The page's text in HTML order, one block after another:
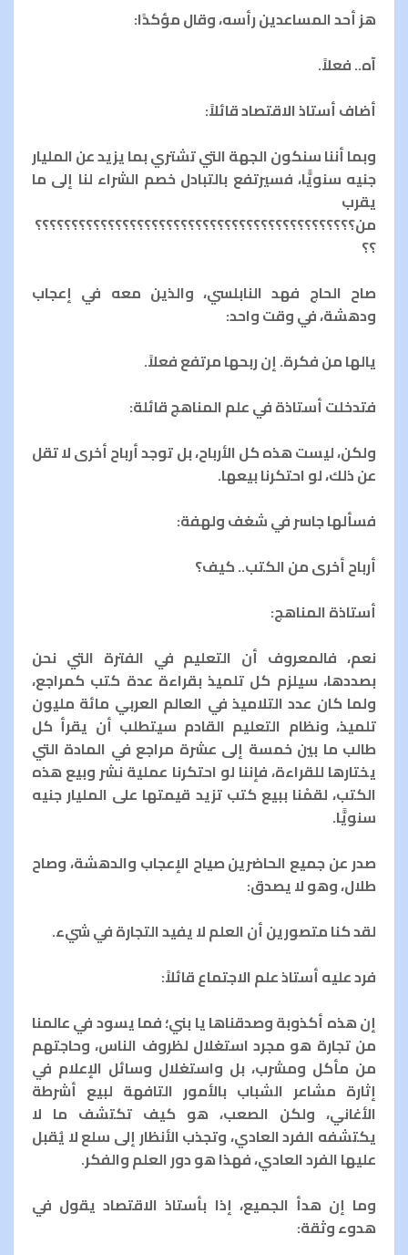
هز أحد المساعدين رأسه، وقال مؤكدًا:
آه.. فعلاً.
أضاف أستاذ الاقتصاد قائلاً:
وبما أننا سنكون الجهة التي تشتري بما يزيد عن المليار
جنيه سنويًّا، فسيرتفع بالتبادل خصم الشراء لنا إلى ما
يقرب
من؟؟؟؟؟؟؟؟؟؟؟؟؟؟؟؟؟؟؟؟؟؟؟؟؟؟؟؟؟؟؟؟؟؟؟؟؟؟؟؟؟؟؟؟
؟؟
صاح الحاج فهد النابلسي، والذين معه في إعجاب
ودهشة، في وقت واحد:
يالها من فكرة. إن ربحها مرتفع فعلاً.
فتدخلت أستاذة في علم المناهج قائلة:
ولكن، ليست هذه كل الأرباح، بل توجد أرباح أخرى لا تقل
عن ذلك، لو احتكرنا بيعها.
فسألها جاسر في شغف ولهفة:
أرباح أخرى من الكتب.. كيف؟
أستاذة المناهج:
نعم، فالمعروف أن التعليم في الفترة التي نحن
بصددها، سيلزم كل تلميذ بقراءة عدة كتب كمراجع،
ولما كان عدد التلاميذ في العالم العربي مائة مليون
تلميذ، ونظام التعليم القادم سيتطلب أن يقرأ كل
طالب ما بين خمسة إلى عشرة مراجع في المادة التي
يختارها للقراءة، فإننا لو احتكرنا عملية نشر وبيع هذه
الكتب، لقمْنا ببيع كتب تزيد قيمتها على المليار جنيه
سنويًّا.
صدر عن جميع الحاضرين صياح الإعجاب والدهشة، وصاح
طلال، وهو لا يصدق:
لقد كنا متصورين أن العلم لا يفيد التجارة في شيء.
فرد عليه أستاذ علم الاجتماع قائلاً:
إن هذه أكذوبة وصدقناها يا بني؛ فما يسود في عالمنا
من تجارة هو مجرد استغلال لظروف الناس، وحاجتهم
من مأكل ومشرب، بل واستغلال وسائل الإعلام في
إثارة مشاعر الشباب بالأمور التافهة لبيع أشرطة
الأغاني، ولكن الصعب، هو كيف تكتشف ما لا
يكتشفه الفرد العادي، وتجذب الأنظار إلى سلع لا يُقبل
عليها الفرد العادي، فهذا هو دور العلم والفكر.
وما إن هدأ الجميع، إذا بأستاذ الاقتصاد يقول في
هدوء وثقة: